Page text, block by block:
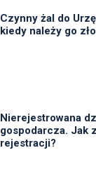
Czynny żal do
kiedy należy go
Nierejestrowana
gospodarcza. Jak
rejestracji?